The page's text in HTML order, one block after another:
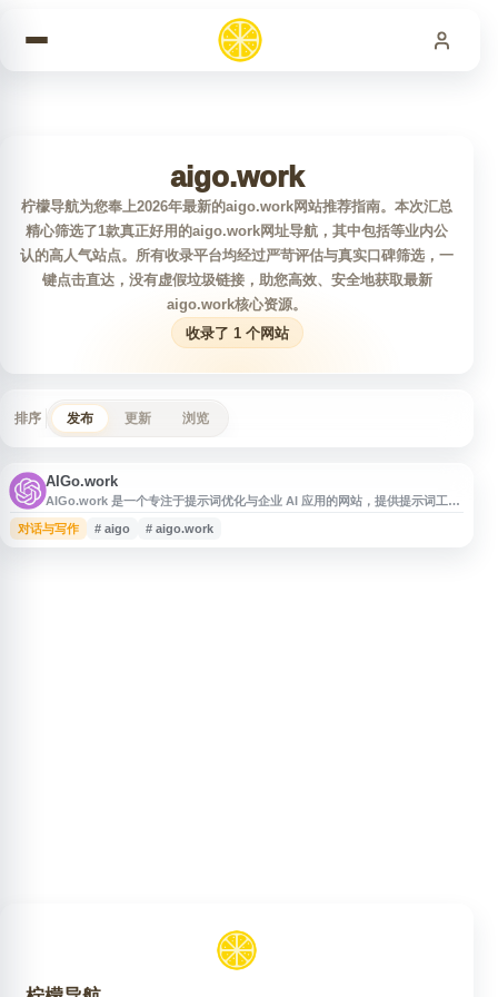
aigo.work
柠檬导航为您奉上2026年最新的aigo.work网站推荐指南。本次汇总
精心筛选了1款真正好用的aigo.work网址导航，其中包括等业内公
认的高人气站点。所有收录平台均经过严苛评估与真实口碑筛选，一
键点击直达，没有虚假垃圾链接，助您高效、安全地获取最新
aigo.work核心资源。
收录了 1 个网站
排序 发布 更新 浏览
AIGo.work
AIGo.work 是一个专注于提示词优化与企业 AI 应用的网站，提供提示词工
程、Prompt 优化等相关技术与服务，帮助用户更高效地驱动 AI 工具，提升
输出质量。平台面向个人与企业场景，关注企业 AI 转型、AI 智能体建设及降
对话与写作 # aigo # aigo.work